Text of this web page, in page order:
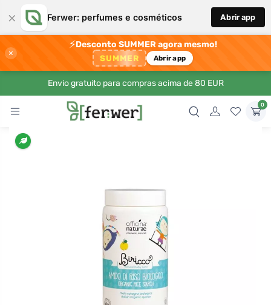
× Ferwer: perfumes e cosméticos Abrir app
×
⚡Desconto SUMMER agora mesmo!
SUMMER Abrir app
Envio gratuito para compras acima de 80 EUR
0